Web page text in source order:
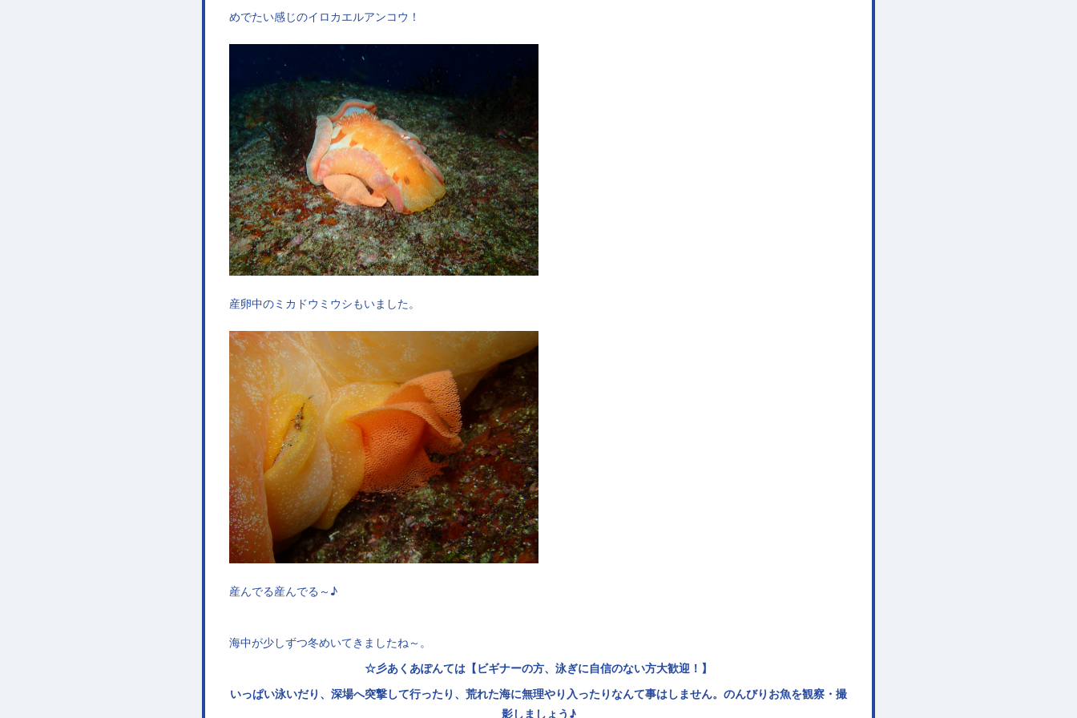
めでたい感じのイロカエルアンコウ！
産卵中のミカドウミウシもいました。
産んでる産んでる～♪
海中が少しずつ冬めいてきましたね～。
☆彡あくあぽんては【ビギナーの方、泳ぎに自信のない方大歓迎！】
いっぱい泳いだり、深場へ突撃して行ったり、荒れた海に無理やり入ったりなんて事はしません。のんびりお魚を観察・撮
影しましょう♪